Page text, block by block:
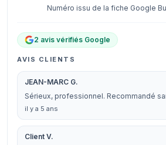
Numéro issu de la fiche Google
2 avis vérifiés Google
AVIS CLIENTS
JEAN-MARC G.
Sérieux, professionnel. Recommandé
il y a 5 ans
Client V.